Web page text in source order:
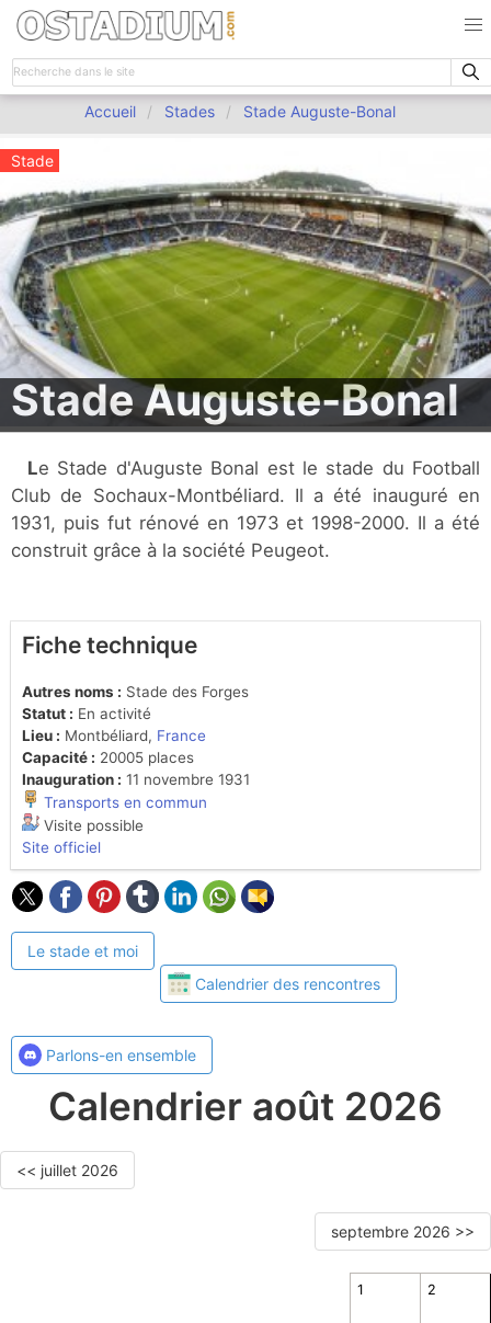
Accueil Stades Stade Auguste-Bonal
Stade
Stade Auguste-Bonal
Le Stade d'Auguste Bonal est le stade du Football
Club de Sochaux-Montbéliard. Il a été inauguré en
1931, puis fut rénové en 1973 et 1998-2000. Il a été
construit grâce à la société Peugeot.
Fiche technique
Autres noms : Stade des Forges
Statut : En activité
Lieu : Montbéliard, France
Capacité : 20005 places
Inauguration : 11 novembre 1931
Transports en commun
Visite possible
Site officiel
Le stade et moi
Calendrier des rencontres
Parlons-en ensemble
Calendrier août 2026
<< juillet 2026
septembre 2026 >>
1 2